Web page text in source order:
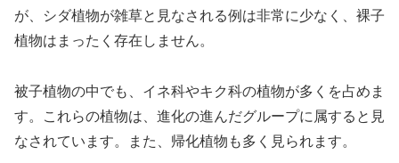
が、シダ植物が雑草と見なされる例は非常に少なく、裸子
植物はまったく存在しません。
被子植物の中でも、イネ科やキク科の植物が多くを占めま
す。これらの植物は、進化の進んだグループに属すると見
なされています。また、帰化植物も多く見られます。